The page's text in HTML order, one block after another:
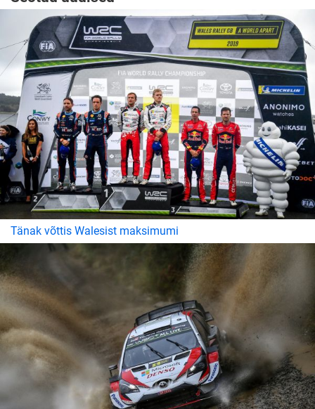
Tänak võttis Walesist maksimumi